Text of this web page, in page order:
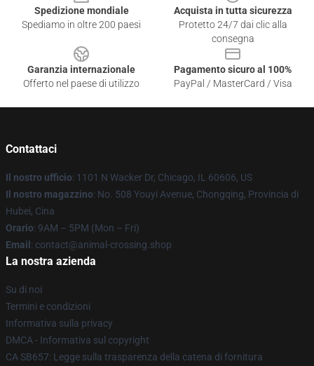
Spedizione mondiale
Spediamo in oltre 200 paesi
Acquista in tutta sicurezza
Protetto 24/7 dai clic alla
consegna
Garanzia internazionale
Offerto nel paese di utilizzo
Pagamento sicuro al 100%
PayPal / MasterCard / Visa
Contattaci
Il nostro ufficio: 1101 N Wacker Dr, Chicago, IL 60606, US
Il nostro magazzino: No. 508 Youyi Avenue, Chongqing, Provincia di
Hubei, Cina
Orario: 9AM – 5PM (Mon – Fri)
Email : contact@animal-crossing.shop
La nostra azienda
Su di noi
Termini e condizioni
Informativa sulla privacy
DMCA - Informativa sul copyright
CA SB657: Legge sulla trasparenza della catena di fornitura